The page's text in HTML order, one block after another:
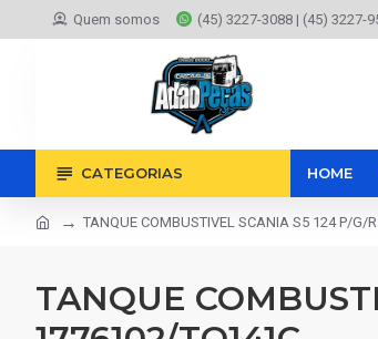
Quem somos (45) 3227-3088 | (45) 3227-
CATEGORIAS HOME
TANQUE COMBUSTIVEL SCANIA S5 124 P/G/
TANQUE